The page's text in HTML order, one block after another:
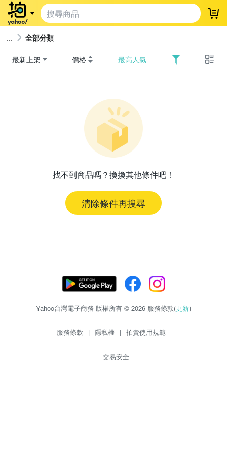
登
全部分類
最新上架 價格 最高人氣
找不到商品嗎？換換其他條件吧！
清除條件再搜尋
Yahoo台灣電子商務 版權所有 © 2026 服務條款(更新)
服務條款 | 隱私權 | 拍賣使用規範
交易安全